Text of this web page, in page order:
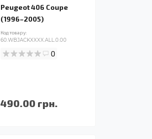
Peugeot 406 Coupe
(1996–2005)
Код товару:
60.WBJACKXXXX.ALL.0.00
0
490.00 грн.